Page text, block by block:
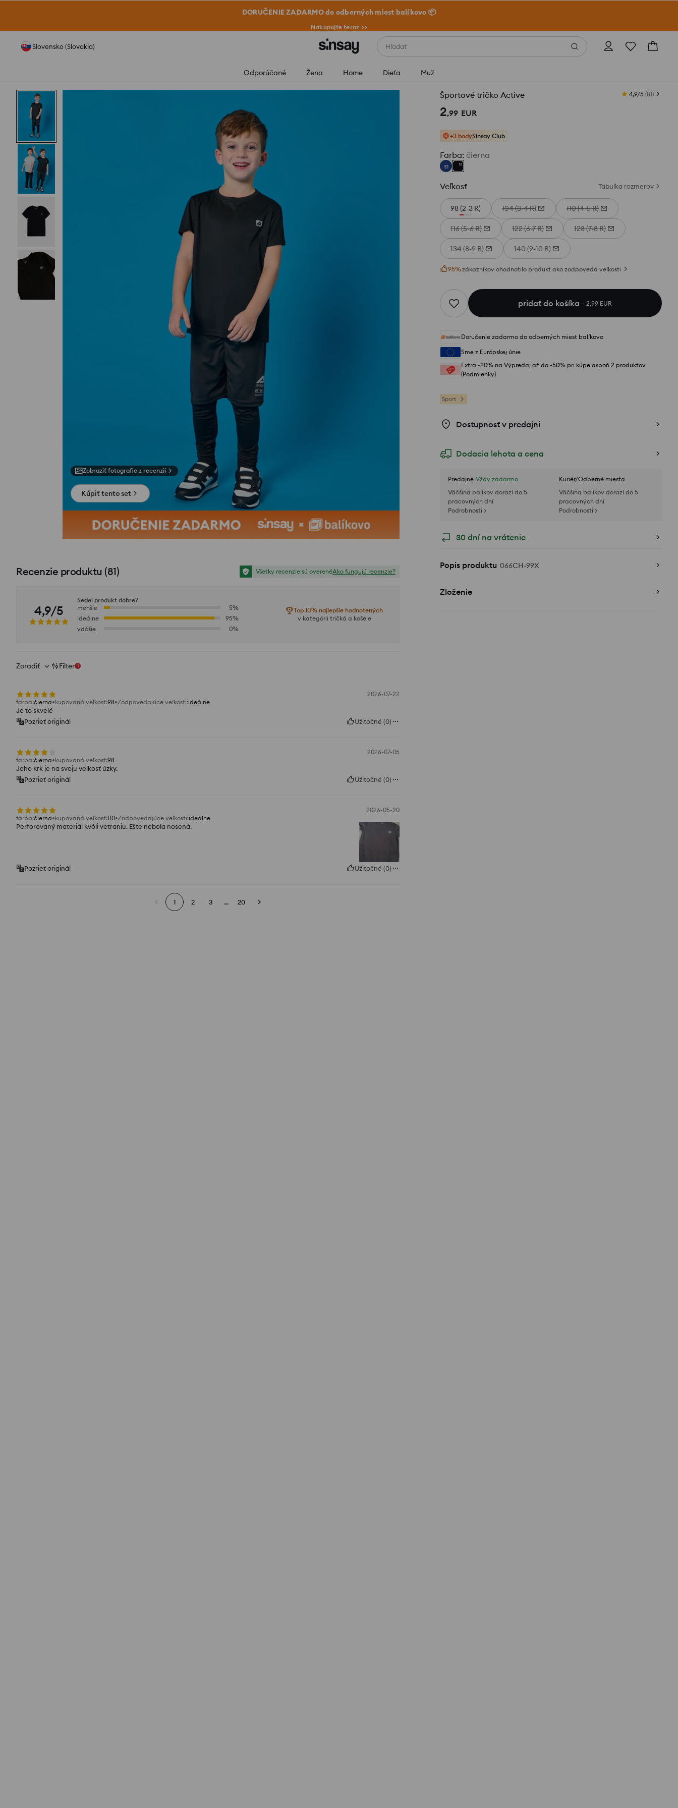
DORUČENIE ZADARMO do odberných miest balíkovo 📦
Nakupujte teraz >>
Slovensko (Slovakia) Hľadať
Odporúčané Žena Home Dieťa Muž
Športové tričko Active 4,9/5 (81)
2,99 EUR
+3 bodySinsay Club
Farba: čierna
Veľkosť Tabuľka rozmerov
98 (2-3 R) 104 (3-4 R) 110 (4-5 R)
116 (5-6 R) 122 (6-7 R) 128 (7-8 R)
134 (8-9 R) 140 (9-10 R)
95%zákazníkov ohodnotilo produkt ako zodpovedá veľkosti
pridať do košíka 2,99 EUR
Doručenie zadarmo do odberných miest balíkovo
Sme z Európskej únie
Extra -20% na Výpredaj až do -50% pri kúpe aspoň 2 produktov
(Podmienky)
Sport
Dostupnosť v predajni
Dodacia lehota a cena
Predajne Vždy zadarmo
Väčšina balíkov dorazí do 5
pracovných dní
Podrobnosti >
Kuriér/Odberné miesta
Väčšina balíkov dorazí do 5
pracovných dní
Podrobnosti >
30 dní na vrátenie
Popis produktu 066CH-99X
Zloženie
Zobraziť fotografie z recenzií
Kúpiť tento set
Recenzie produktu (81) Všetky recenzie sú overenéAko fungujú recenzie?
4,9/5
Sedel produkt dobre?
menšie
5%
ideálne
95%
väčšie
0%
Top 10% najlepšie hodnotených
v kategórii tričká a košele
Zoradiť Filter 1
2026-07-22
farba:čierna kupovaná veľkosť:98 Zodpovedajúce veľkosti:ideálne
Je to skvelé
Pozrieť originál
Užitočné (0)
2026-07-05
farba:čierna kupovaná veľkosť:98
Jeho krk je na svoju veľkosť úzky.
Pozrieť originál
Užitočné (0)
2026-05-20
farba:čierna kupovaná veľkosť:110 Zodpovedajúce veľkosti:ideálne
Perforovaný materiál kvôli vetraniu. Ešte nebola nosená.
Pozrieť originál Užitočné (0)
1 2 3 ... 20